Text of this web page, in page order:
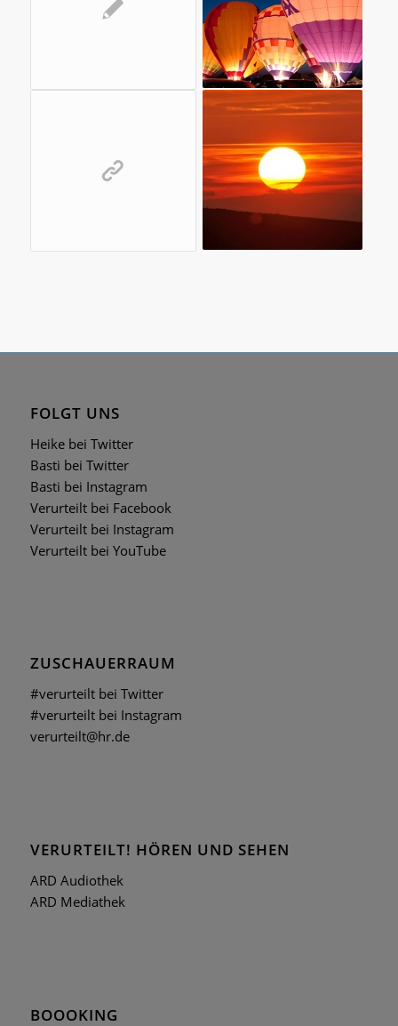
FOLGT UNS
Heike bei Twitter
Basti bei Twitter
Basti bei Instagram
Verurteilt bei Facebook
Verurteilt bei Instagram
Verurteilt bei YouTube
ZUSCHAUERRAUM
#verurteilt bei Twitter
#verurteilt bei Instagram
verurteilt@hr.de
VERURTEILT! HÖREN UND SEHEN
ARD Audiothek
ARD Mediathek
BOOOKING